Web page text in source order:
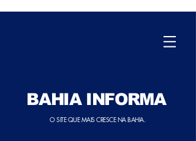
BAHIA INFORMA
O SITE QUE MAIS CRESCE NA BAHIA.